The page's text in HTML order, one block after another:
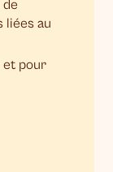
liées au
et pour